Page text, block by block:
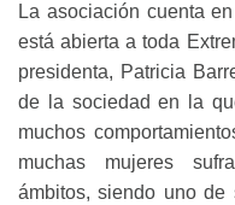
La asociación cuenta
está abierta a toda
presidenta, Patricia
de la sociedad en la
muchos
muchas mujeres
ámbitos, siendo uno de